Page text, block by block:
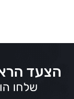
הצעד
שלחו